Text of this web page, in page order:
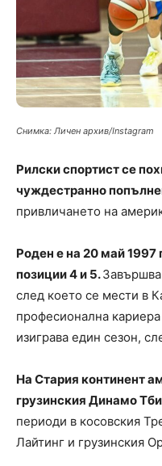
Снимка: Личен архив/Instagram
Рилски спортист се
чуждестранно
привличането на
Роден е на 20 май 1997
позиции 4 и 5.
след което се мести в
професионална
изиграва един сезон,
На Стария континент
грузинския Динамо
периоди в косовския
Лайтинг и грузинския